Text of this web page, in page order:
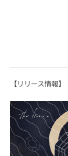
【リリース情報】